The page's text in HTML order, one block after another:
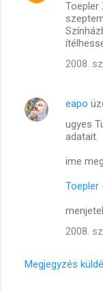
Toepler
2008.
eapo
ugyes
adatait.
ime
Toepler
2008.
Megjegyzés